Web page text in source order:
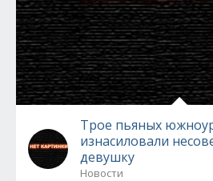
Трое пьяных
изнасиловали
девушку
Новости